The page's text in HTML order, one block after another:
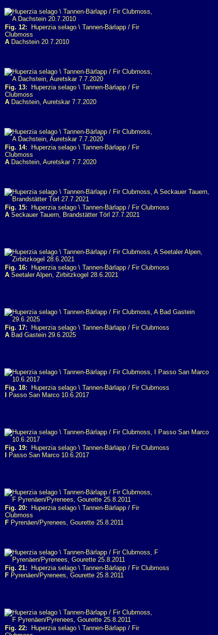
Fig. 12: Huperzia selago \ Tannen-Bärlapp / Fir
Clubmoss
A Dachstein 20.7.2010
Fig. 13: Huperzia selago \ Tannen-Bärlapp / Fir
Clubmoss
A Dachstein, Auretskar 7.7.2020
Fig. 14: Huperzia selago \ Tannen-Bärlapp / Fir
Clubmoss
A Dachstein, Auretskar 7.7.2020
Fig. 15: Huperzia selago \ Tannen-Bärlapp / Fir Clubmoss
A Seckauer Tauern, Brandstätter Törl 27.7.2021
Fig. 16: Huperzia selago \ Tannen-Bärlapp / Fir Clubmoss
A Seetaler Alpen, Zirbitzkogel 28.6.2021
Fig. 17: Huperzia selago \ Tannen-Bärlapp / Fir Clubmoss
A Bad Gastein 29.6.2025
Fig. 18: Huperzia selago \ Tannen-Bärlapp / Fir Clubmoss
Passo San Marco 10.6.2017
Fig. 19: Huperzia selago \ Tannen-Bärlapp / Fir Clubmoss
Passo San Marco 10.6.2017
Fig. 20: Huperzia selago \ Tannen-Bärlapp / Fir
Clubmoss
F Pyrenäen/Pyrenees, Gourette 25.8.2011
Fig. 21: Huperzia selago \ Tannen-Bärlapp / Fir Clubmoss
F Pyrenäen/Pyrenees, Gourette 25.8.2011
Fig. 22: Huperzia selago \ Tannen-Bärlapp / Fir